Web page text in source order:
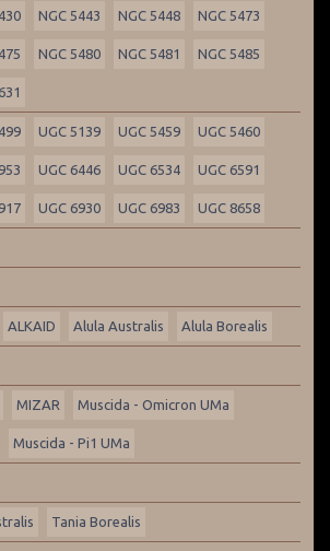
NGC 5443 NGC 5448 NGC 5473
NGC 5480 NGC 5481 NGC 5485
UGC 5139 UGC 5459 UGC 5460
UGC 6446 UGC 6534 UGC 6591
UGC 6930 UGC 6983 UGC 8658
ALKAID Alula Australis Alula Borealis
MIZAR Muscida - Omicron UMa
Muscida - Pi1 UMa
Tania Borealis